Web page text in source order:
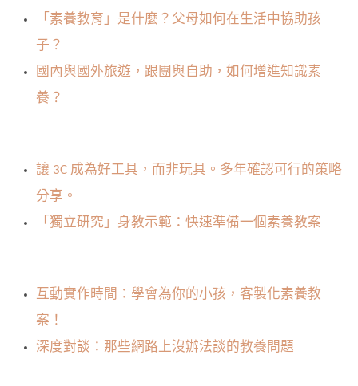
「素養教育」是什麼？父母如何在生活中協助孩
子？
國內與國外旅遊，跟團與自助，如何增進知識素
養？
讓 3C 成為好工具，而非玩具。多年確認可行的策略
分享。
「獨立研究」身教示範：快速準備一個素養教案
互動實作時間：學會為你的小孩，客製化素養教
案！
深度對談：那些網路上沒辦法談的教養問題